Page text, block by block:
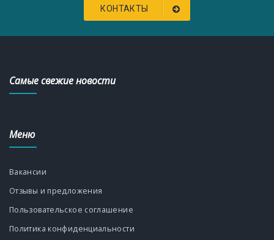
КОНТАКТЫ
Самые свежие новости
Меню
Вакансии
Отзывы и предложения
Пользовательское соглашение
Политика конфиденциальности